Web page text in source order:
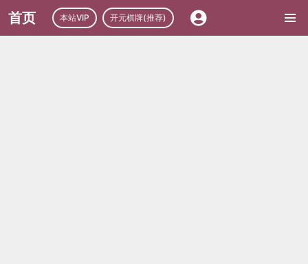
首页 本站VIP 开元棋牌(推荐)